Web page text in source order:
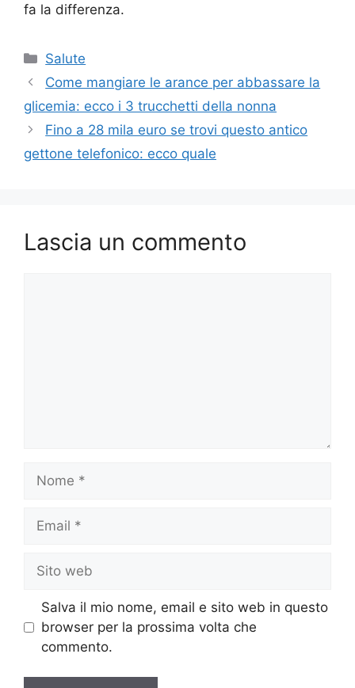
fa la differenza.
Categorie
Salute
Come mangiare le arance per abbassare la
glicemia: ecco i 3 trucchetti della nonna
Fino a 28 mila euro se trovi questo antico
gettone telefonico: ecco quale
Lascia un commento
web
Salva il mio nome, email e sito web in questo
browser per la prossima volta che
commento.